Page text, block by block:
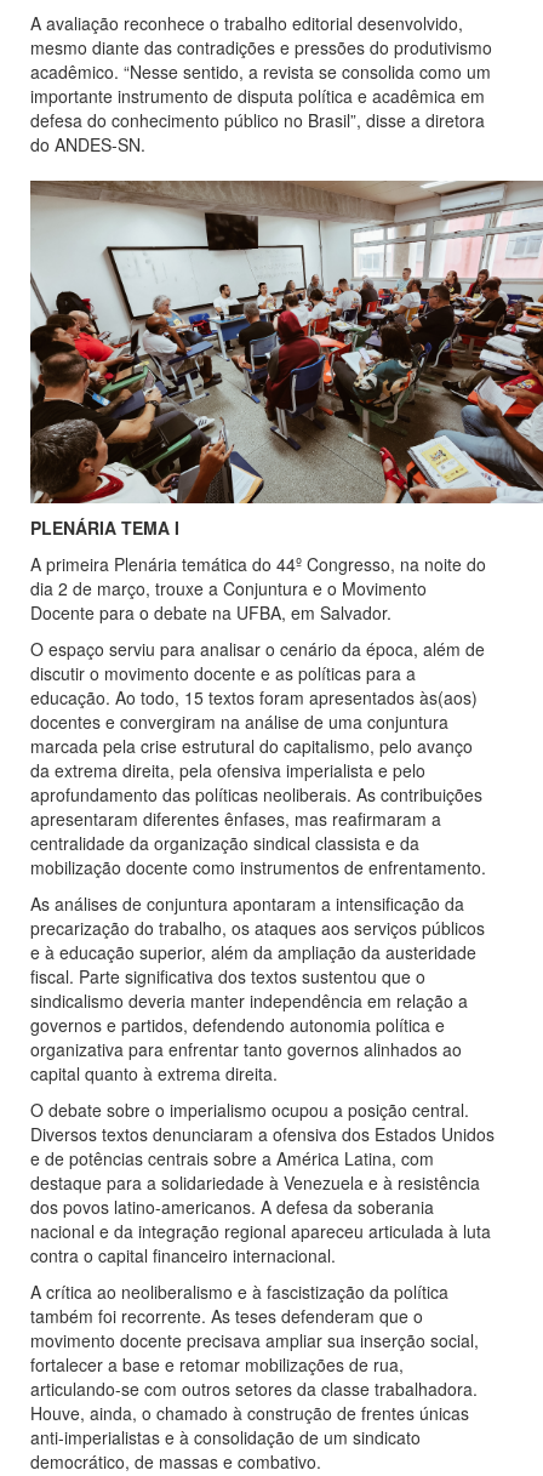
A avaliação reconhece o trabalho editorial desenvolvido,
mesmo diante das contradições e pressões do produtivismo
acadêmico. “Nesse sentido, a revista se consolida como um
importante instrumento de disputa política e acadêmica em
defesa do conhecimento público no Brasil”, disse a diretora
do ANDES-SN.
PLENÁRIA TEMA I
A primeira Plenária temática do 44º Congresso, na noite do
dia 2 de março, trouxe a Conjuntura e o Movimento
Docente para o debate na UFBA, em Salvador.
O espaço serviu para analisar o cenário da época, além de
discutir o movimento docente e as políticas para a
educação. Ao todo, 15 textos foram apresentados às(aos)
docentes e convergiram na análise de uma conjuntura
marcada pela crise estrutural do capitalismo, pelo avanço
da extrema direita, pela ofensiva imperialista e pelo
aprofundamento das políticas neoliberais. As contribuições
apresentaram diferentes ênfases, mas reafirmaram a
centralidade da organização sindical classista e da
mobilização docente como instrumentos de enfrentamento.
As análises de conjuntura apontaram a intensificação da
precarização do trabalho, os ataques aos serviços públicos
e à educação superior, além da ampliação da austeridade
fiscal. Parte significativa dos textos sustentou que o
sindicalismo deveria manter independência em relação a
governos e partidos, defendendo autonomia política e
organizativa para enfrentar tanto governos alinhados ao
capital quanto à extrema direita.
O debate sobre o imperialismo ocupou a posição central.
Diversos textos denunciaram a ofensiva dos Estados Unidos
e de potências centrais sobre a América Latina, com
destaque para a solidariedade à Venezuela e à resistência
dos povos latino-americanos. A defesa da soberania
nacional e da integração regional apareceu articulada à luta
contra o capital financeiro internacional.
A crítica ao neoliberalismo e à fascistização da política
também foi recorrente. As teses defenderam que o
movimento docente precisava ampliar sua inserção social,
fortalecer a base e retomar mobilizações de rua,
articulando-se com outros setores da classe trabalhadora.
Houve, ainda, o chamado à construção de frentes únicas
anti-imperialistas e à consolidação de um sindicato
democrático, de massas e combativo.